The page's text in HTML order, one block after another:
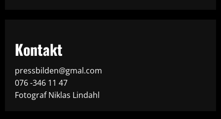
Kontakt
pressbilden@gmal.com
076 -346 11 47
Fotograf Niklas Lindahl